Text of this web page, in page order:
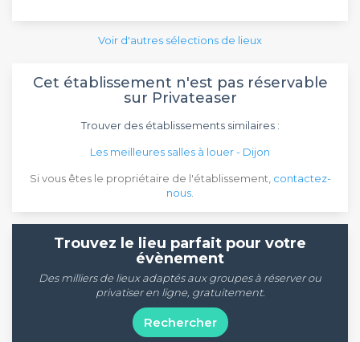
Voir d'autres sélections de lieux
Cet établissement n'est pas réservable
sur Privateaser
Trouver des établissements similaires :
Les meilleures salles à louer - Dijon
Si vous êtes le propriétaire de l'établissement, contactez-
nous
Trouvez le lieu parfait pour votre
évènement
Des milliers de lieux adaptés aux groupes à réserver ou
privatiser en ligne, gratuitement.
Rechercher